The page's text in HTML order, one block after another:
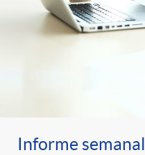
Informe semanal